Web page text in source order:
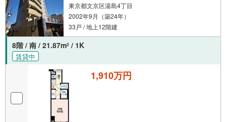
東京都文京区湯島4丁目
2002年9月（築24年）
33戸 / 地上12階建
8階 / 南 / 21.87m2 / 1K
賃貸中
1,910万円